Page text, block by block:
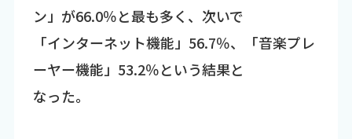
ン」が66.0％と最も多く、次いで
「インターネット機能」56.7％、「音楽プレ
ーヤー機能」53.2％という結果と
なった。